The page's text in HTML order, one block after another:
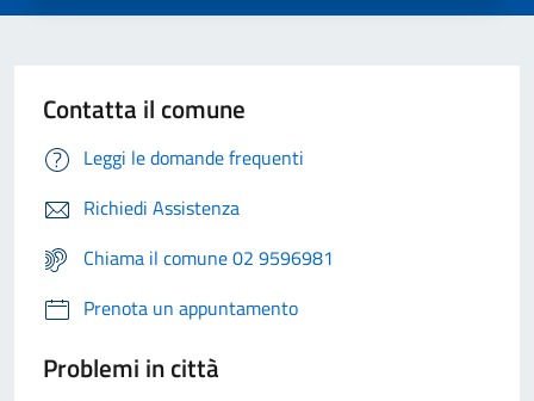
Contatta il comune
Leggi le domande frequenti
Richiedi Assistenza
Chiama il comune 02 9596981
Prenota un appuntamento
Problemi in città